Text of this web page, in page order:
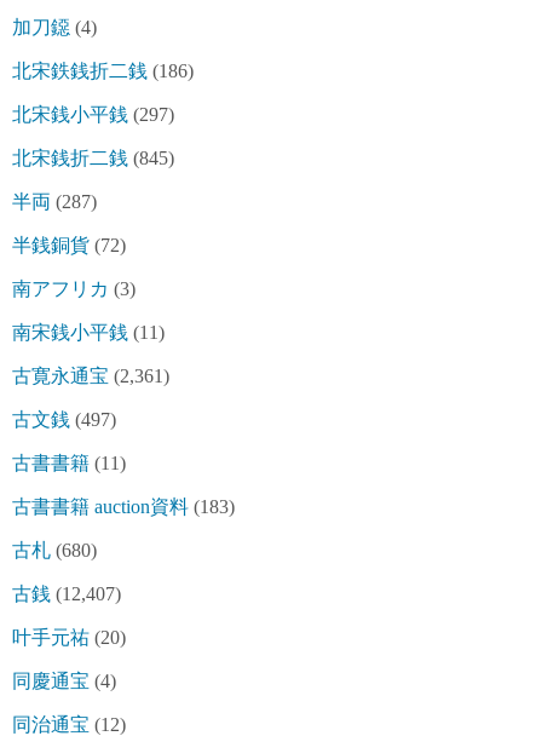
加刀鐚 (4)
北宋鉄銭折二銭 (186)
北宋銭小平銭 (297)
北宋銭折二銭 (845)
半両 (287)
半銭銅貨 (72)
南アフリカ (3)
南宋銭小平銭 (11)
古寛永通宝 (2,361)
古文銭 (497)
古書書籍 (11)
古書書籍 auction資料 (183)
古札 (680)
古銭 (12,407)
叶手元祐 (20)
同慶通宝 (4)
同治通宝 (12)